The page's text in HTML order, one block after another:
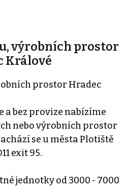
výrobních prostor
Králové
prostor Hradec
bez provize nabízíme
nebo výrobních prostor
se u města Plotiště
exit 95.
jednotky od 3000 - 7000